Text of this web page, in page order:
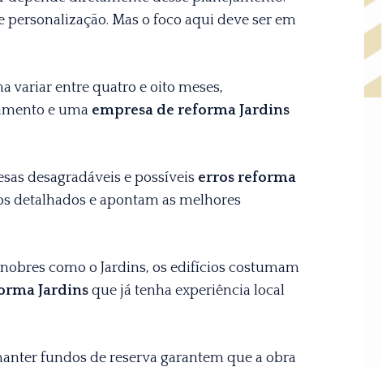
Mas o foco aqui deve ser em
variar entre quatro e oito meses,
e uma empresa de reforma Jardins
desagradáveis e possíveis erros reforma
detalhados e apontam as melhores
como o Jardins, os edifícios costumam
Jardinsque já tenha experiência local
fundos de reserva garantem que a obra